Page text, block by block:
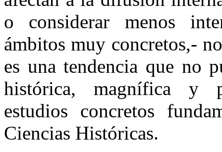
o considerar menos
ámbitos muy concretos,-
es una tendencia que no
histórica, magnífica y
estudios concretos
Ciencias Históricas.